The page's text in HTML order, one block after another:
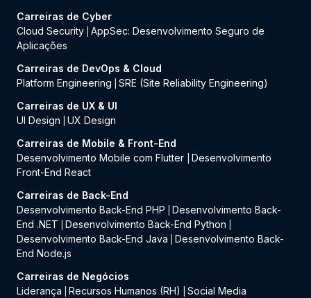
Carreiras de Cyber
Cloud Security AppSec: Desenvolvimento Seguro de
Aplicações
Carreiras de DevOps & Cloud
Platform Engineering
SRE (Site Reliability Engineering)
Carreiras de UX & UI
UI Design
UX Design
Carreiras de Mobile & Front-End
Desenvolvimento Mobile com Flutter
Desenvolvimento
Front-End React
Carreiras de Back-End
Desenvolvimento Back-End PHP
Desenvolvimento Back-
End .NET
Desenvolvimento Back-End Python
Desenvolvimento Back-End Java
Desenvolvimento Back-
End Node.js
Carreiras de Negócios
Liderança
Recursos Humanos (RH)
Social Media